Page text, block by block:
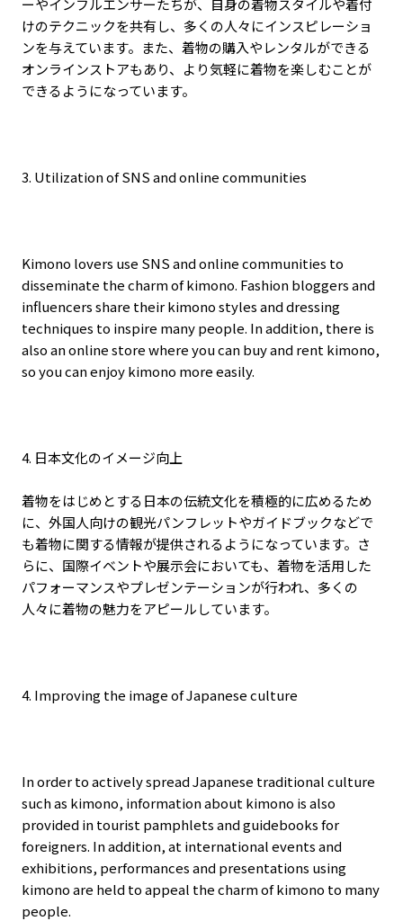
ーやインフルエンサーたちが、自身の着物スタイルや着付
けのテクニックを共有し、多くの人々にインスピレーショ
ンを与えています。また、着物の購入やレンタルができる
オンラインストアもあり、より気軽に着物を楽しむことが
できるようになっています。
3. Utilization of SNS and online communities
Kimono lovers use SNS and online communities to
disseminate the charm of kimono. Fashion bloggers and
influencers share their kimono styles and dressing
techniques to inspire many people. In addition, there is
also an online store where you can buy and rent kimono,
so you can enjoy kimono more easily.
4. 日本文化のイメージ向上
着物をはじめとする日本の伝統文化を積極的に広めるため
に、外国人向けの観光パンフレットやガイドブックなどで
も着物に関する情報が提供されるようになっています。さ
らに、国際イベントや展示会においても、着物を活用した
パフォーマンスやプレゼンテーションが行われ、多くの
人々に着物の魅力をアピールしています。
4. Improving the image of Japanese culture
In order to actively spread Japanese traditional culture
such as kimono, information about kimono is also
provided in tourist pamphlets and guidebooks for
foreigners. In addition, at international events and
exhibitions, performances and presentations using
kimono are held to appeal the charm of kimono to many
people.